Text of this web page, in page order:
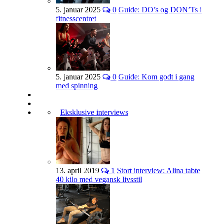
5. januar 2025 0 Guide: DO’s og DON’Ts i
fitnesscentret
5. januar 2025 0 Guide: Kom godt i gang
med spinning
Eksklusive interviews
13. april 2019 1 Stort interview: Alina tabte
40 kilo med vegansk livsstil